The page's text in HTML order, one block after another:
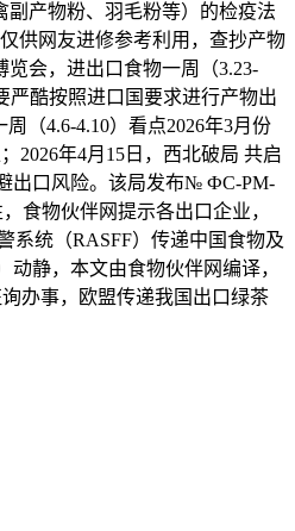
产物粉、羽毛粉等）的检疫法
供网友进修参考利用，查抄产物
会，进出口食物一周（3.23-
严酷按照进口国要求进行产物出
（4.6-4.10）看点2026年3月份
2026年4月15日，西北破局 共启
出口风险。该局发布№ ФС-PM-
食物伙伴网提示各出口企业，
系统（RASFF）传递中国食物及
静，本文由食物伙伴网编译，
办事，欧盟传递我国出口绿茶